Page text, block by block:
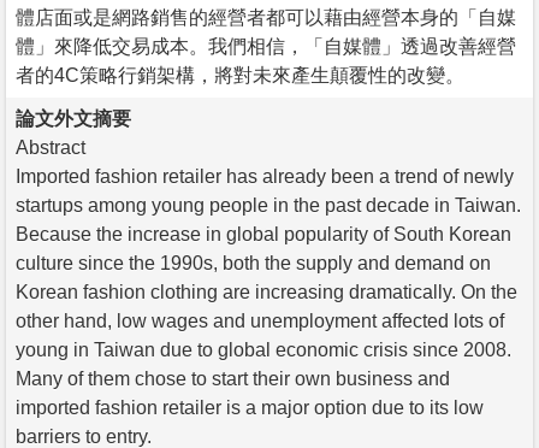
體店面或是網路銷售的經營者都可以藉由經營本身的「自媒
體」來降低交易成本。我們相信，「自媒體」透過改善經營
者的4C策略行銷架構，將對未來產生顛覆性的改變。
論文外文摘要
Abstract
Imported fashion retailer has already been a trend of newly
startups among young people in the past decade in Taiwan.
Because the increase in global popularity of South Korean
culture since the 1990s, both the supply and demand on
Korean fashion clothing are increasing dramatically. On the
other hand, low wages and unemployment affected lots of
young in Taiwan due to global economic crisis since 2008.
Many of them chose to start their own business and
imported fashion retailer is a major option due to its low
barriers to entry.